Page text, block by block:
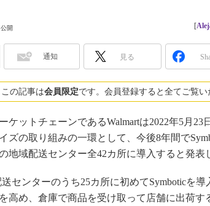
開 [
通知 見る
この記事は会員限定です。会員登録すると全てご覧い
ットチェーンであるWalmartは2022年5月23
ズの取り組みの一環として、今後8年間で
地域配送センター全42カ所に導入すると発表
センターのうち25カ所に初めてSymboticを導
高め、倉庫で商品を受け取って店舗に出荷す